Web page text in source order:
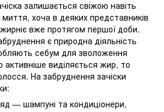
залишається свіжою навіть
миття, хоча в деяких представників
вже протягом першої доби.
є природна діяльність
себум для зволоження
виділяється жир, то
На забруднення зачіски
— шампуні та кондиціонери,